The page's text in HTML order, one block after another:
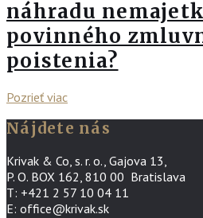
náhradu
povinného
poistenia?
Pozrieť viac
Nájdete nás
Krivak & Co, s. r. o., Gajova 13,
P. O. BOX 162, 810 00 Bratislava
T: +421 2 57 10 04 11
E: office@krivak.sk